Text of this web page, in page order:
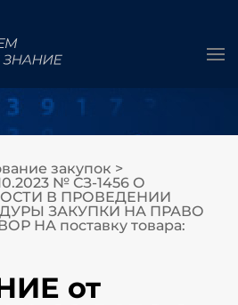
закупок >
№ СЗ-1456 О
В ПРОВЕДЕНИИ
ЗАКУПКИ НА ПРАВО
НА поставку товара:
от